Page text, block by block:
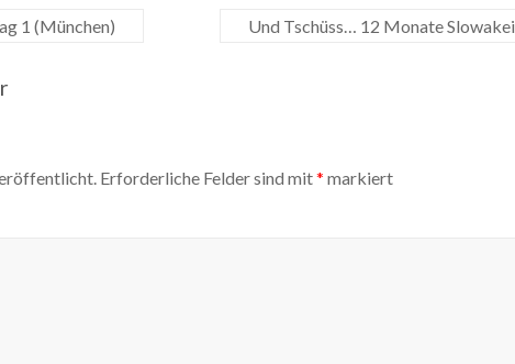
1 (München) Und Tschüss… 12 Monate Slowakei
Erforderliche Felder sind mit* markiert